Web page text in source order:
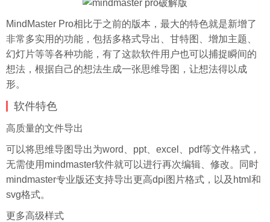
MindMaster Pro相比于之前的版本，最大的特色就是新增了
非常多实用的功能，包括多格式导出、甘特图、增加主题、
幻灯片等等各种功能，有了这款软件用户也可以捕捉瞬间的
想法，根据自己的想法生成一张思维导图，让想法得以成
形。
软件特色
高质量的文件导出
可以将思维导图导出为word、ppt、excel、pdf等文件格式，
无需使用mindmaster软件就可以进行再次编辑、修改。同时
mindmaster专业版还支持导出更高dpi图片格式，以及html和
svg格式。
更多高级样式